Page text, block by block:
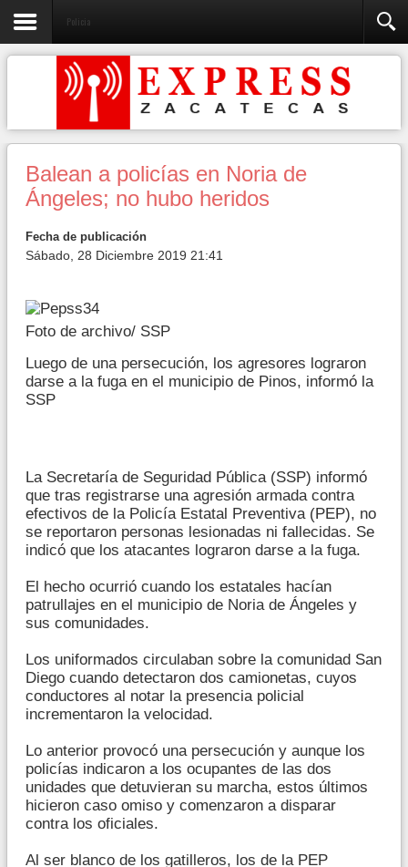
Policia
Balean a policías en Noria de
Ángeles; no hubo heridos
Fecha de publicación
Sábado, 28 Diciembre 2019 21:41
Foto de archivo/ SSP
Luego de una persecución, los agresores lograron
darse a la fuga en el municipio de Pinos, informó la
SSP
La Secretaría de Seguridad Pública (SSP) informó
que tras registrarse una agresión armada contra
efectivos de la Policía Estatal Preventiva (PEP), no
se reportaron personas lesionadas ni fallecidas. Se
indicó que los atacantes lograron darse a la fuga.
El hecho ocurrió cuando los estatales hacían
patrullajes en el municipio de Noria de Ángeles y
sus comunidades.
Los uniformados circulaban sobre la comunidad San
Diego cuando detectaron dos camionetas, cuyos
conductores al notar la presencia policial
incrementaron la velocidad.
Lo anterior provocó una persecución y aunque los
policías indicaron a los ocupantes de las dos
unidades que detuvieran su marcha, estos últimos
hicieron caso omiso y comenzaron a disparar
contra los oficiales.
Al ser blanco de los gatilleros, los de la PEP